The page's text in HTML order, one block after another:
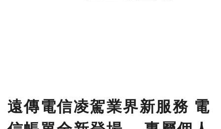
遠傳電信凌駕業界新服務 電